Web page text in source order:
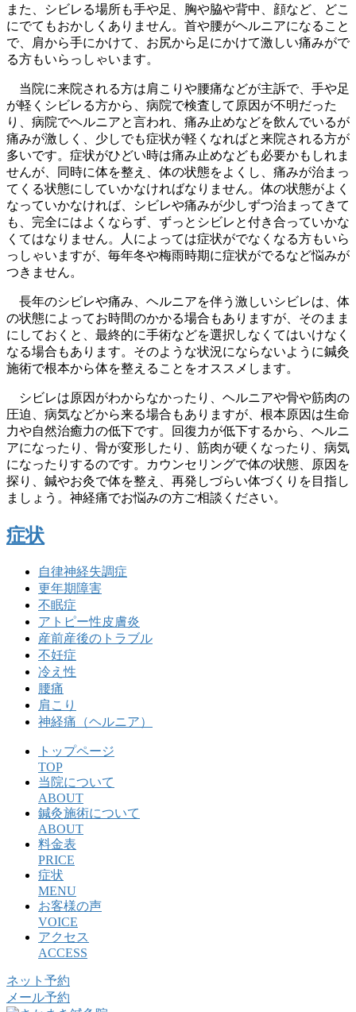
また、シビレる場所も手や足、胸や脇や背中、顔など、どこ
にでてもおかしくありません。首や腰がヘルニアになること
で、肩から手にかけて、お尻から足にかけて激しい痛みがで
る方もいらっしゃいます。
当院に来院される方は肩こりや腰痛などが主訴で、手や足
が軽くシビレる方から、病院で検査して原因が不明だった
り、病院でヘルニアと言われ、痛み止めなどを飲んでいるが
痛みが激しく、少しでも症状が軽くなればと来院される方が
多いです。症状がひどい時は痛み止めなども必要かもしれま
せんが、同時に体を整え、体の状態をよくし、痛みが治まっ
てくる状態にしていかなければなりません。体の状態がよく
なっていかなければ、シビレや痛みが少しずつ治まってきて
も、完全にはよくならず、ずっとシビレと付き合っていかな
くてはなりません。人によっては症状がでなくなる方もいら
っしゃいますが、毎年冬や梅雨時期に症状がでるなど悩みが
つきません。
長年のシビレや痛み、ヘルニアを伴う激しいシビレは、体
の状態によってお時間のかかる場合もありますが、そのまま
にしておくと、最終的に手術などを選択しなくてはいけなく
なる場合もあります。そのような状況にならないように鍼灸
施術で根本から体を整えることをオススメします。
シビレは原因がわからなかったり、ヘルニアや骨や筋肉の
圧迫、病気などから来る場合もありますが、根本原因は生命
力や自然治癒力の低下です。回復力が低下するから、ヘルニ
アになったり、骨が変形したり、筋肉が硬くなったり、病気
になったりするのです。カウンセリングで体の状態、原因を
探り、鍼やお灸で体を整え、再発しづらい体づくりを目指し
ましょう。神経痛でお悩みの方ご相談ください。
症状
自律神経失調症
更年期障害
不眠症
アトピー性皮膚炎
産前産後のトラブル
不妊症
冷え性
腰痛
肩こり
神経痛（ヘルニア）
トップページ
TOP
当院について
ABOUT
鍼灸施術について
ABOUT
料金表
PRICE
症状
MENU
お客様の声
VOICE
アクセス
ACCESS
ネット予約
メール予約